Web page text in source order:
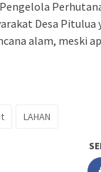
Desa Pitulua
alam, meski
LAHAN